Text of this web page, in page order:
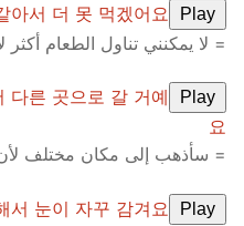
Play
아서 더 못 먹겠어요
= لا يمكنني تناول الطعام
Play
다른 곳으로 갈 거예
요
= سأذهب إلى مكان مختلف لأن
Play
서 눈이 자꾸 감겨요